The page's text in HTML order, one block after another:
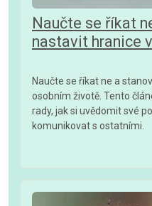
Naučte se říkat
nastavit hranice
Naučte se říkat ne a
osobním životě. Tento
rady, jak si uvědomit své
komunikovat s ostatními.